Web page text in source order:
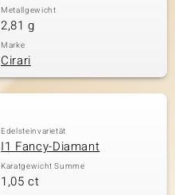
Metallgewicht
2,81 g
Marke
Cirari
Edelsteinvarietät
I1 Fancy-Diamant
Karatgewicht Summe
1,05 ct